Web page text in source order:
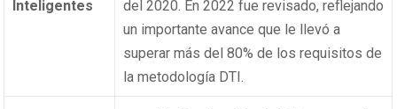
Inteligentes
del 2020. En 2022 fue revisado, reflejando
un importante avance que le llevó a
superar más del 80% de los requisitos de
la metodología DTI.